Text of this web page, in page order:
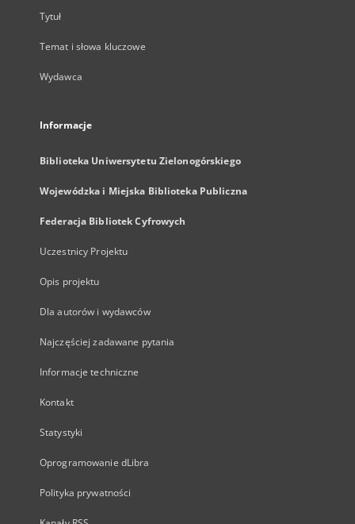
Tytuł
Temat i słowa kluczowe
Wydawca
Informacje
Biblioteka Uniwersytetu Zielonogórskiego
Wojewódzka i Miejska Biblioteka Publiczna
Federacja Bibliotek Cyfrowych
Uczestnicy Projektu
Opis projektu
Dla autorów i wydawców
Najczęściej zadawane pytania
Informacje techniczne
Kontakt
Statystyki
Oprogramowanie dLibra
Polityka prywatności